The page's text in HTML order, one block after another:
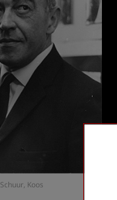
Schuur, Koos